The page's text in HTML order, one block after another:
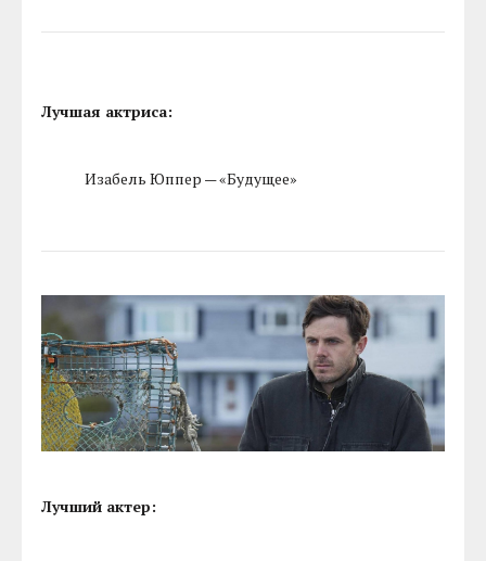
Лучшая актриса:
Изабель Юппер — «Будущее»
Лучший актер: